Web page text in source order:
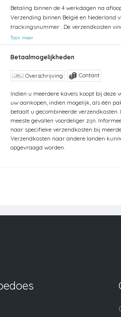
Betaling binnen de 4 werkdagen na
Verzending binnen België en Nederland
trackingsnummer . De verzendkosten
site.
Toon meer
Betaalmogelijkheden
Overschrijving Contant
Indien u meerdere kavels koopt bij deze
uw aankopen, indien mogelijk, als één
betaalt u gecombineerde verzendkosten.
meeste gevallen voordeliger zijn.
naar specifieke verzendkosten bij
Verzendkosten naar andere landen
opgevraagd worden.